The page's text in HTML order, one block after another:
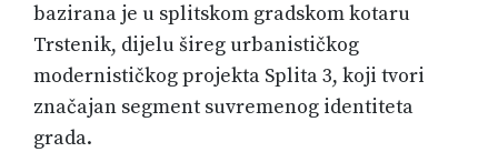
bazirana je u splitskom gradskom kotaru
Trstenik, dijelu šireg urbanističkog
modernističkog projekta Splita 3, koji tvori
značajan segment suvremenog identiteta
grada.